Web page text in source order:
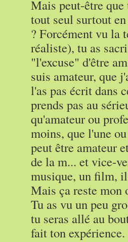
Mais peut-être
tout seul surtout
? Forcément vu la
réaliste), tu as
"l'excuse" d'être
suis amateur, que
l'as pas écrit dans
prends pas au
qu'amateur ou
moins, que l'une
peut être amateur
de la m... et vice-
musique, un film,
Mais ça reste mon
Tu as vu un peu
tu seras allé au
fait ton expérience.